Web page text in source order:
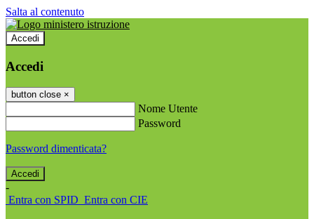
Salta al contenuto
Accedi
Accedi
button close ×
Nome Utente
Password
Password dimenticata?
-
Entra con SPID Entra con CIE